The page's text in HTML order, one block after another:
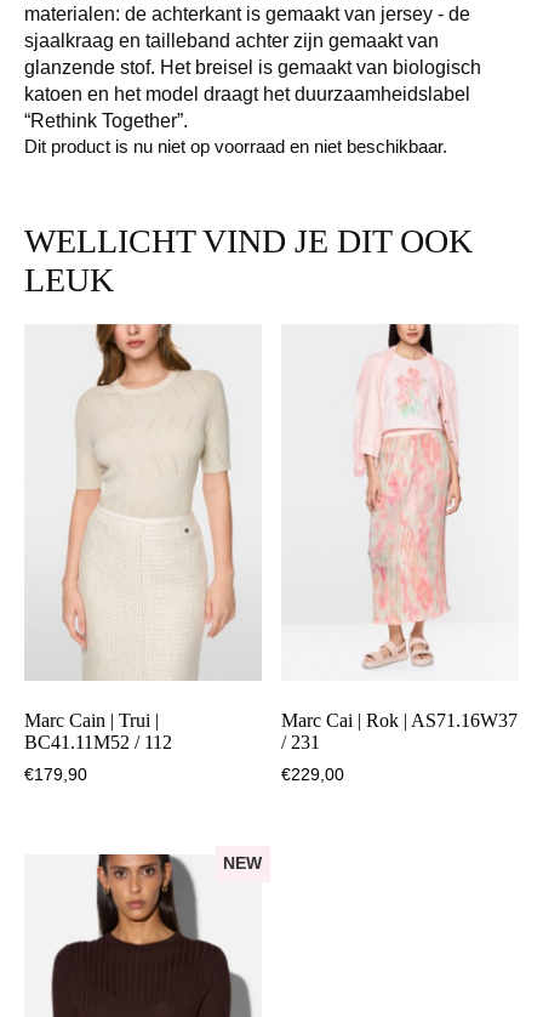
materialen: de achterkant is gemaakt van jersey - de
sjaalkraag en tailleband achter zijn gemaakt van
glanzende stof. Het breisel is gemaakt van biologisch
katoen en het model draagt het duurzaamheidslabel
“Rethink Together”.
Dit product is nu niet op voorraad en niet beschikbaar.
WELLICHT VIND JE DIT OOK
LEUK
Marc Cain | Trui |
BC41.11M52 / 112
€179,90
Marc Cai | Rok | AS71.16W37
/ 231
€229,00
NEW